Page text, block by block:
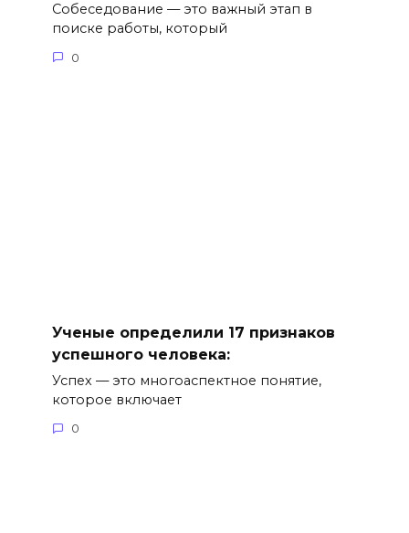
Собеседование — это важный этап в
поиске работы, который
0
Ученые определили 17 признаков
успешного человека:
Успех — это многоаспектное понятие,
которое включает
0